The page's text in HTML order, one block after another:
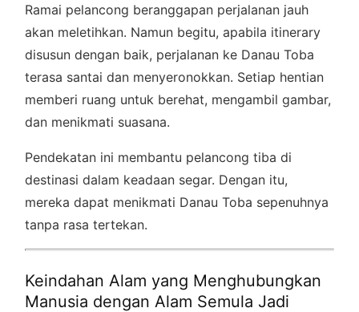
Ramai pelancong beranggapan perjalanan jauh
akan meletihkan. Namun begitu, apabila itinerary
disusun dengan baik, perjalanan ke Danau Toba
terasa santai dan menyeronokkan. Setiap hentian
memberi ruang untuk berehat, mengambil gambar,
dan menikmati suasana.
Pendekatan ini membantu pelancong tiba di
destinasi dalam keadaan segar. Dengan itu,
mereka dapat menikmati Danau Toba sepenuhnya
tanpa rasa tertekan.
Keindahan Alam yang Menghubungkan
Manusia dengan Alam Semula Jadi